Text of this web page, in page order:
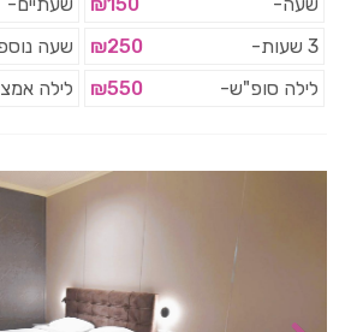
3 שעות-
₪250 שעה
לילה סופ"ש-
₪550 לילה